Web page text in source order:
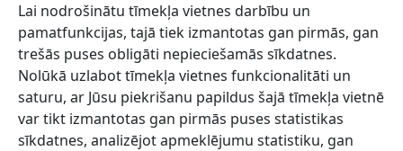
Piesakies jaunumiem!
Pieraksties jaunumiem e-pastā un nepalaid garām
jaunākās aktualitātes.
Lai nodrošinātu tīmekļa vietnes darbību un
pamatfunkcijas, tajā tiek izmantotas gan pirmās, gan
trešās puses obligāti nepieciešamās sīkdatnes.
Nolūkā uzlabot tīmekļa vietnes funkcionalitāti un
saturu, ar Jūsu piekrišanu papildus šajā tīmekļa vietnē
var tikt izmantotas gan pirmās puses statistikas
sīkdatnes, analizējot apmeklējumu statistiku, gan